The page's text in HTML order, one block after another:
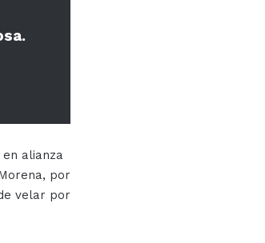
alianza
por
velar por